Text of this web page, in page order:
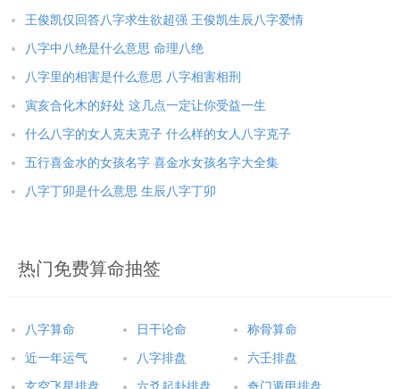
王俊凯仅回答八字求生欲超强 王俊凯生辰八字爱情
八字中八绝是什么意思 命理八绝
八字里的相害是什么意思 八字相害相刑
寅亥合化木的好处 这几点一定让你受益一生
什么八字的女人克夫克子 什么样的女人八字克子
五行喜金水的女孩名字 喜金水女孩名字大全集
八字丁卯是什么意思 生辰八字丁卯
热门免费算命抽签
八字算命 日干论命 称骨算命
近一年运气 八字排盘 六壬排盘